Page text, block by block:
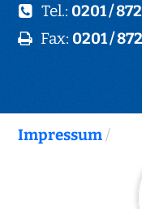
Tel.:0201 /
Fax:0201 /
Impressum/